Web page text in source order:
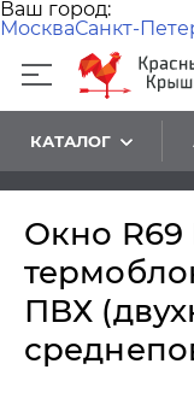
Ваш город:
МоскваСанкт-
КАТАЛОГ
Окно R69
ПВХ